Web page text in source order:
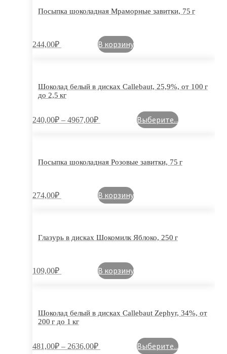
Посыпка шоколадная Мраморные завитки, 75 г
244,00₽ В корзину
Шоколад белый в дисках Callebaut, 25,9%, от 100 г
до 2,5 кг
240,00₽ – 4967,00₽ Выберите...
Посыпка шоколадная Розовые завитки, 75 г
274,00₽ В корзину
Глазурь в дисках Шокомилк Яблоко, 250 г
109,00₽ В корзину
Шоколад белый в дисках Callebaut Zephyr, 34%, от
200 г до 1 кг
481,00₽ – 2636,00₽ Выберите...